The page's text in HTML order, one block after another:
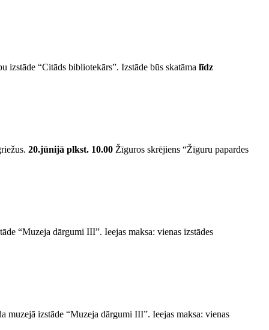
“Citāds bibliotekārs”. Izstāde būs skatāma līdz
20.jūnijā plkst. 10.00 Žīguros skrējiens “Žīguru papardes
“Muzeja dārgumi III”. Ieejas maksa: vienas izstādes
muzejā izstāde “Muzeja dārgumi III”. Ieejas maksa: vienas